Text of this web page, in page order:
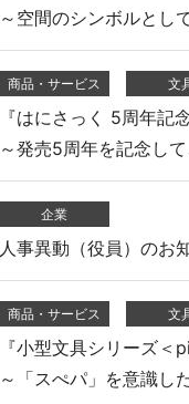
～空間のシンボルとし
商品・サービス 文
『はにさっく 5周年記
～発売5周年を記念し
企業
人事異動（役員）のお
商品・サービス 文
『小型文具シリーズ
～「スぺパ」を意識し